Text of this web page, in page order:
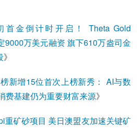
金倒计时开启！ Theta Gold
9000万美元融资 旗下610万盎司金
》
新增15位首次上榜新秀： AI与数
费基建仍为重要财富来源》
重矿砂项目 美日澳盟友加速关键矿